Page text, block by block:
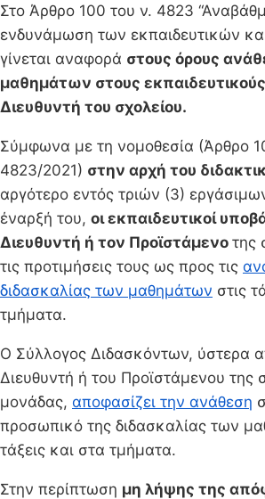
Στο Άρθρο 100 του ν. 4823
ενδυνάμωση των εκπαιδευτικών και
γίνεται αναφορά στους όρους
μαθημάτων στους
Διευθυντή του σχολείου.
Σύμφωνα με τη νομοθεσία (Άρθρο
4823/2021) στην αρχή του
αργότερο εντός τριών (3)
έναρξή του, οι εκπαιδευτικοί
Διευθυντή ή τον Προϊστάμενο της
τις προτιμήσεις τους ως προς τις
διδασκαλίας των μαθημάτων στις
τμήματα.
Ο Σύλλογος Διδασκόντων, ύστερα
Διευθυντή ή του Προϊστάμενου της
μονάδας, αποφασίζει την ανάθεση
προσωπικό της διδασκαλίας των
τάξεις και στα τμήματα.
Στην περίπτωση μη λήψης της